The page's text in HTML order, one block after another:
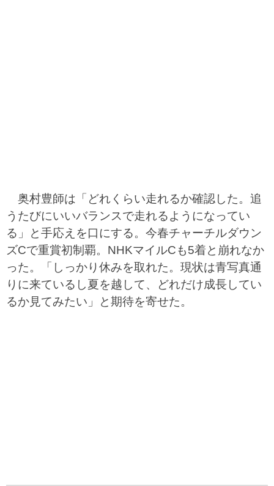
奥村豊師は「どれくらい走れるか確認した。追
うたびにいいバランスで走れるようになってい
る」と手応えを口にする。今春チャーチルダウン
ズCで重賞初制覇。NHKマイルCも5着と崩れなか
った。「しっかり休みを取れた。現状は青写真通
りに来ているし夏を越して、どれだけ成長してい
るか見てみたい」と期待を寄せた。